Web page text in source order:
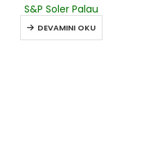
S&P Soler Palau
DEVAMINI OKU